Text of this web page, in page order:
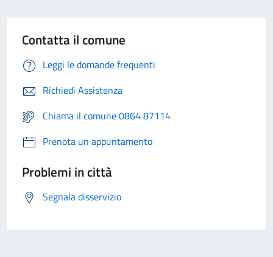
Contatta il comune
Leggi le domande frequenti
Richiedi Assistenza
Chiama il comune 0864 87114
Prenota un appuntamento
Problemi in città
Segnala disservizio